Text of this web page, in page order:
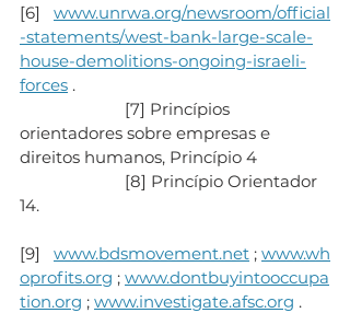
[6] www.unrwa.org/newsroom/official
-statements/west-bank-large-scale-
house-demolitions-ongoing-israeli-
forces .
[7] Princípios
orientadores sobre empresas e
direitos humanos, Princípio 4
[8] Princípio Orientador
14.
[9] www.bdsmovement.net ; www.wh
oprofits.org ; www.dontbuyintooccupa
tion.org ; www.investigate.afsc.org .